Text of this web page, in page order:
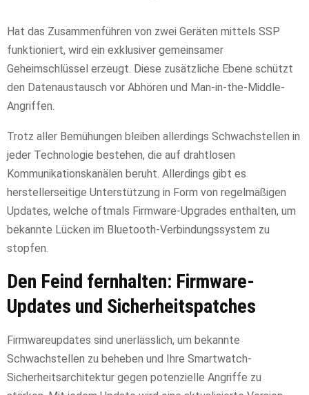
Hat das Zusammenführen von zwei Geräten mittels SSP
funktioniert, wird ein exklusiver gemeinsamer
Geheimschlüssel erzeugt. Diese zusätzliche Ebene schützt
den Datenaustausch vor Abhören und Man-in-the-Middle-
Angriffen.
Trotz aller Bemühungen bleiben allerdings Schwachstellen in
jeder Technologie bestehen, die auf drahtlosen
Kommunikationskanälen beruht. Allerdings gibt es
herstellerseitige Unterstützung in Form von regelmäßigen
Updates, welche oftmals Firmware-Upgrades enthalten, um
bekannte Lücken im Bluetooth-Verbindungssystem zu
stopfen.
Den Feind fernhalten: Firmware-
Updates und Sicherheitspatches
Firmwareupdates sind unerlässlich, um bekannte
Schwachstellen zu beheben und Ihre Smartwatch-
Sicherheitsarchitektur gegen potenzielle Angriffe zu